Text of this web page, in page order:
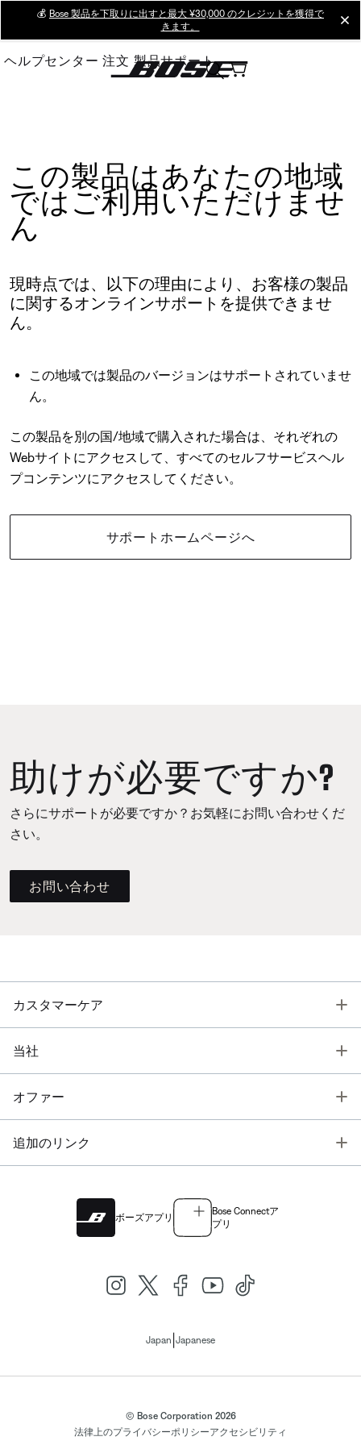
Main
💰 Bose 製品を下取りに出すと最大 ¥30,000 のクレジットを獲得で
きます。
ヘルプセンター 注文 製品サポート
この製品はあなたの地域
ではご利用いただけませ
ん
現時点では、以下の理由により、お客様の製品
に関するオンラインサポートを提供できませ
ん。
この地域では製品のバージョンはサポートされていませ
ん。
この製品を別の国/地域で購入された場合は、それぞれの
Webサイトにアクセスして、すべてのセルフサービスヘル
プコンテンツにアクセスしてください。
サポートホームページへ
助けが必要ですか?
さらにサポートが必要ですか？お気軽にお問い合わせくだ
さい。
お問い合わせ
カスタマーケア
当社
オファー
追加のリンク
ボーズアプリ
Bose Connectア
プリ
Japan Japanese
© Bose Corporation 2026
法律上のプライバシーポリシーアクセシビリティ